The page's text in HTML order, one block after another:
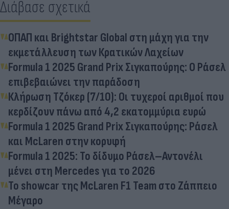
Διάβασε σχετικά
ΟΠΑΠ και Brightstar Global στη μάχη για την
εκμετάλλευση των Κρατικών Λαχείων
Formula 1 2025 Grand Prix Σιγκαπούρης: Ο Ράσελ
επιβεβαιώνει την παράδοση
Κλήρωση Τζόκερ (7/10): Οι τυχεροί αριθμοί που
κερδίζουν πάνω από 4,2 εκατομμύρια ευρώ
Formula 1 2025 Grand Prix Σιγκαπούρης: Ράσελ
και McLaren στην κορυφή
Formula 1 2025: Το δίδυμο Ράσελ–Αντονέλι
μένει στη Mercedes για το 2026
Το showcar της McLaren F1 Team στο Ζάππειο
Μέγαρο